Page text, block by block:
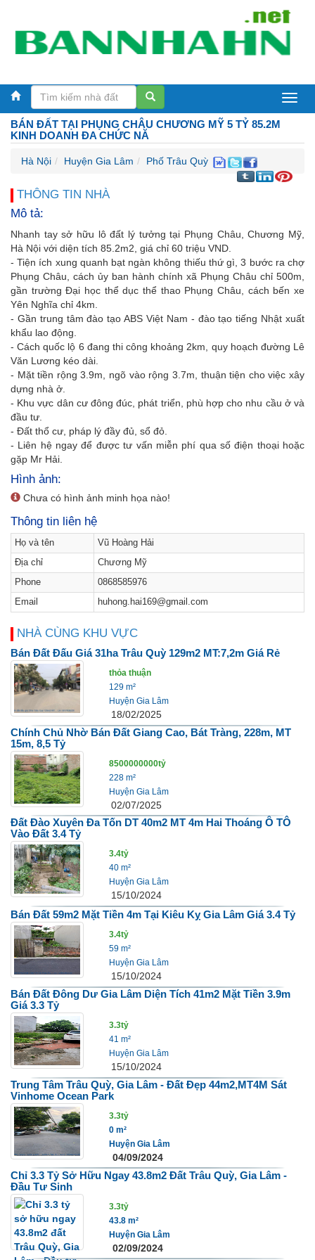
Bán
Nội
BÁN ĐẤT TẠI PHỤNG CHÂU CHƯƠNG MỸ 5 TỶ 85.2M
KINH DOANH ĐA CHỨC NĂ
Hà Nội Huyện Gia Lâm Phố Trâu Quỳ
THÔNG TIN NHÀ
Mô tả:
Nhanh tay sở hữu lô đất lý tưởng tại Phụng Châu, Chương Mỹ,
Hà Nội với diện tích 85.2m2, giá chỉ 60 triệu VND.
- Tiện ích xung quanh bạt ngàn không thiếu thứ gì, 3 bước ra chợ
Phụng Châu, cách ủy ban hành chính xã Phụng Châu chỉ 500m,
gần trường Đại học thể dục thể thao Phụng Châu, cách bến xe
Yên Nghĩa chỉ 4km.
- Gần trung tâm đào tạo ABS Việt Nam - đào tạo tiếng Nhật xuất
khẩu lao động.
- Cách quốc lộ 6 đang thi công khoảng 2km, quy hoạch đường Lê
Văn Lương kéo dài.
- Mặt tiền rộng 3.9m, ngõ vào rộng 3.7m, thuận tiện cho việc xây
dựng nhà ở.
- Khu vực dân cư đông đúc, phát triển, phù hợp cho nhu cầu ở và
đầu tư.
- Đất thổ cư, pháp lý đầy đủ, sổ đỏ.
- Liên hệ ngay để được tư vấn miễn phí qua số điện thoại hoặc
gặp Mr Hải.
Hình ảnh:
Chưa có hình ảnh minh họa nào!
Thông tin liên hệ
Họ và tên
Vũ Hoàng Hải
Địa chỉ
Chương Mỹ
Phone
0868585976
Email
huhong.hai169@gmail.com
NHÀ CÙNG KHU VỰC
Bán Đất Đấu Giá 31ha Trâu Quỳ 129m2 MT:7,2m Giá Rẻ
thỏa thuận
129 m²
Huyện Gia Lâm
18/02/2025
Chính Chủ Nhờ Bán Đất Giang Cao, Bát Tràng, 228m, MT
15m, 8,5 Tỷ
8500000000tỷ
228 m²
Huyện Gia Lâm
02/07/2025
Đất Đào Xuyên Đa Tốn DT 40m2 MT 4m Hai Thoáng Ô TÔ
Vào Đất 3.4 Tỷ
3.4tỷ
40 m²
Huyện Gia Lâm
15/10/2024
Bán Đất 59m2 Mặt Tiền 4m Tại Kiêu Kỵ Gia Lâm Giá 3.4 Tỷ
3.4tỷ
59 m²
Huyện Gia Lâm
15/10/2024
Bán Đất Đông Dư Gia Lâm Diện Tích 41m2 Mặt Tiền 3.9m
Giá 3.3 Tỷ
3.3tỷ
41 m²
Huyện Gia Lâm
15/10/2024
Trung Tâm Trâu Quỳ, Gia Lâm - Đất Đẹp 44m2,MT4M Sát
Vinhome Ocean Park
3.3tỷ
0 m²
Huyện Gia Lâm
04/09/2024
Chỉ 3.3 Tỷ Sở Hữu Ngay 43.8m2 Đất Trâu Quỳ, Gia Lâm -
Đầu Tư Sinh
3.3tỷ
43.8 m²
Huyện Gia Lâm
02/09/2024